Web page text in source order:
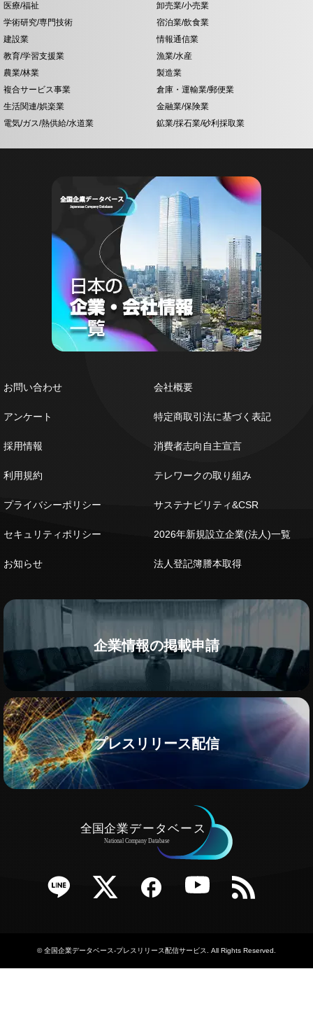
医療/福祉
卸売業/小売業
学術研究/専門技術
宿泊業/飲食業
建設業
情報通信業
教育/学習支援業
漁業/水産
農業/林業
製造業
複合サービス事業
倉庫・運輸業/郵便業
生活関連/娯楽業
金融業/保険業
電気/ガス/熱供給/水道業
鉱業/採石業/砂利採取業
お問い合わせ
アンケート
採用情報
利用規約
プライバシーポリシー
セキュリティポリシー
お知らせ
会社概要
特定商取引法に基づく表記
消費者志向自主宣言
テレワークの取り組み
サステナビリティ&CSR
2026年新規設立企業(法人)一覧
法人登記簿謄本取得
企業情報の掲載申請
プレスリリース配信
Twitter Facebook YouTube RSS
©全国企業データベース-プレスリリース配信サービス . All Rights Reserved.